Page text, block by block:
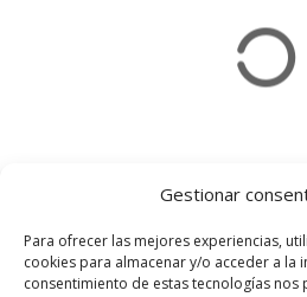
Gestionar
Para ofrecer las mejores experiencias,
cookies para almacenar y/o acceder a la
consentimiento de estas tecnologías